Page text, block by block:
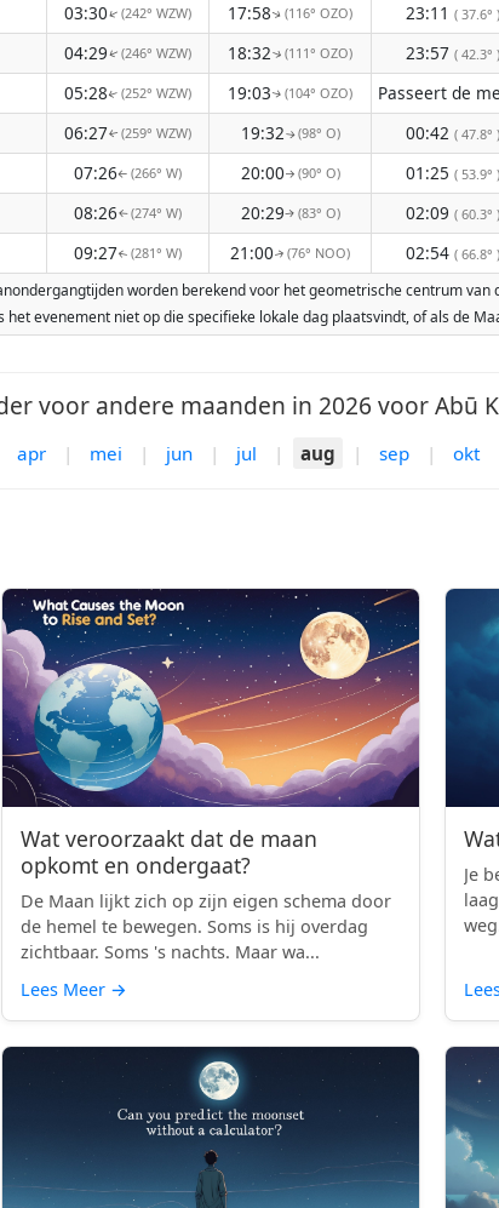
03:30↑(242° WZW) 17:58↑(116° OZO) 23:11 ( 37.6° )
04:29↑(246° WZW) 18:32↑(111° OZO) 23:57 ( 42.3° )
05:28↑(252° WZW) 19:03↑(104° OZO)
06:27↑(259° WZW) 19:32↑(98° O) 00:42 ( 47.8° )
07:26↑(266° W) 20:00↑ (90° O) 01:25 ( 53.9° )
08:26↑(274° W) 20:29↑ (83° O) 02:09 ( 60.3° )
09:27↑(281° W) 21:00↑(76° NOO) 02:54 ( 66.8° )
worden berekend voor het geometrische centrum
evenement niet op die specifieke lokale dag plaatsvindt, of als de
voor andere maanden in 2026 voor Abū
apr | mei | jun | jul | aug | sep | okt
Wat veroorzaakt dat de maan
opkomt en ondergaat?
De Maan lijkt zich op zijn eigen schema door
de hemel te bewegen. Soms is hij overdag
zichtbaar. Soms 's nachts. Maar wa...
Lees Meer →
Je